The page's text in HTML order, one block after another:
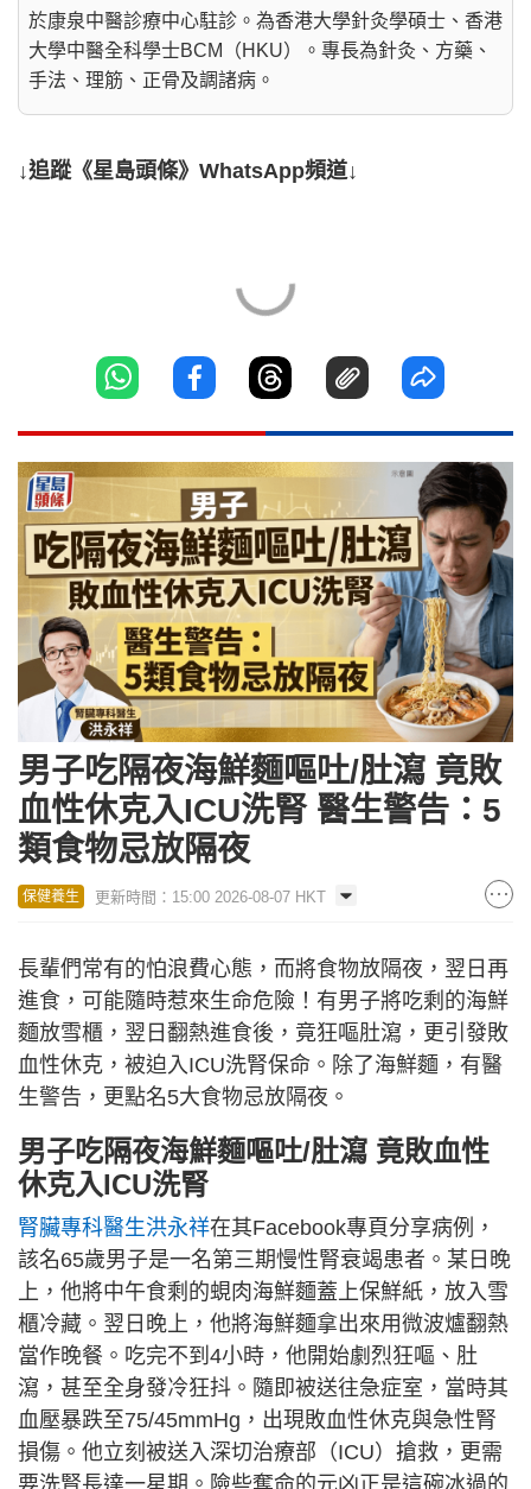
於康泉中醫診療中心駐診。為香港大學針灸學碩士、香港
大學中醫全科學士BCM（HKU）。專長為針灸、方藥、
手法、理筋、正骨及調諸病。
↓追蹤《星島頭條》WhatsApp頻道↓
男子吃隔夜海鮮麵嘔吐/肚瀉 竟敗
血性休克入ICU洗腎 醫生警告：5
類食物忌放隔夜
保健養生 更新時間：15:00 2026-08-07 HKT
長輩們常有的怕浪費心態，而將食物放隔夜，翌日再
進食，可能隨時惹來生命危險！有男子將吃剩的海鮮
麵放雪櫃，翌日翻熱進食後，竟狂嘔肚瀉，更引發敗
血性休克，被迫入ICU洗腎保命。除了海鮮麵，有醫
生警告，更點名5大食物忌放隔夜。
男子吃隔夜海鮮麵嘔吐/肚瀉 竟敗血性
休克入ICU洗腎
腎臟專科醫生洪永祥在其Facebook專頁分享病例，
該名65歲男子是一名第三期慢性腎衰竭患者。某日晚
上，他將中午食剩的蜆肉海鮮麵蓋上保鮮紙，放入雪
櫃冷藏。翌日晚上，他將海鮮麵拿出來用微波爐翻熱
當作晚餐。吃完不到4小時，他開始劇烈狂嘔、肚
瀉，甚至全身發冷狂抖。隨即被送往急症室，當時其
血壓暴跌至75/45mmHg，出現敗血性休克與急性腎
損傷。他立刻被送入深切治療部（ICU）搶救，更需
要洗腎長達一星期。險些奪命的元凶正是這碗冰過的